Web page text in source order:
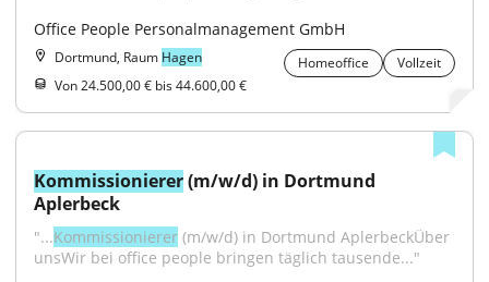
Office People Personalmanagement GmbH
Dortmund, Raum Hagen Homeoffice
Vollzeit
Von 24.500,00 € bis 44.600,00 €
Kommissionierer (m/w/d) in Dortmund
Aplerbeck
"...Kommissionierer (m/w/d) in Dortmund AplerbeckÜber
unsWir bei office people bringen täglich tausende..."